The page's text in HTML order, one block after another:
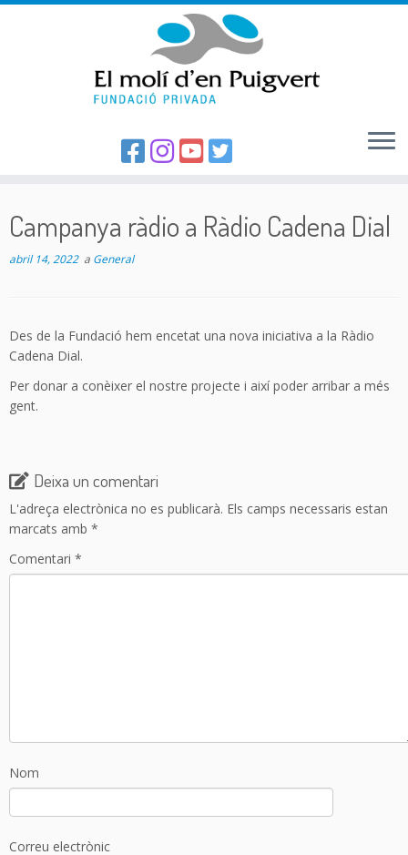
content
Campanya ràdio a Ràdio Cadena Dial
abril 14, 2022a General
Des de la Fundació hem encetat una nova iniciativa a la Ràdio
Cadena Dial.
Per donar a conèixer el nostre projecte i així poder arribar a més
gent.
Deixa un comentari
L'adreça electrònica no es publicarà. Els camps necessaris estan
marcats amb *
Comentari *
Nom
Correu electrònic